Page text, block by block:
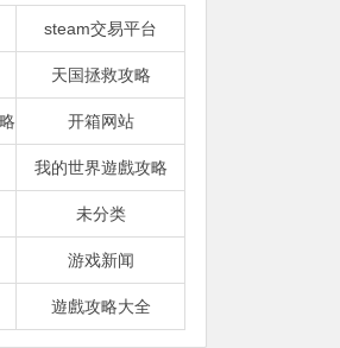
steam交易平台
天国拯救攻略
开箱网站
我的世界遊戲攻略
未分类
游戏新闻
遊戲攻略大全